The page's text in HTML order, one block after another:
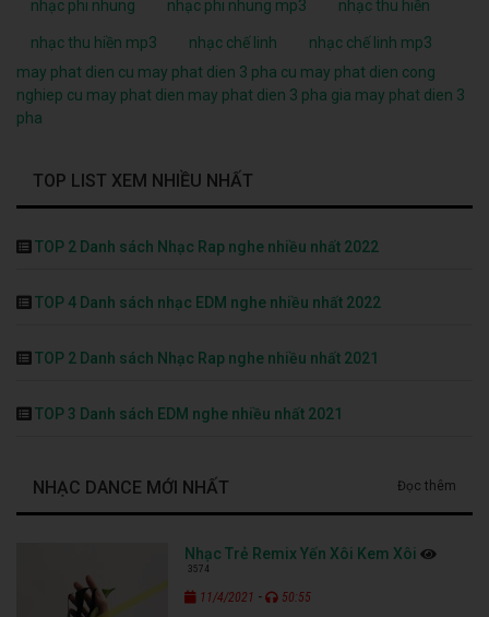
nhạc phi nhung nhạc phi nhung mp3 nhạc thu hiền
nhạc thu hiền mp3 nhạc chế linh
nhạc chế linh mp3
may phat dien cu may phat dien 3 pha cu may phat dien cong
nghiep cu may phat dien may phat dien 3 pha gia may phat dien 3
pha
TOP LIST XEM NHIỀU NHẤT
TOP 2 Danh sách Nhạc Rap nghe nhiều nhất 2022
TOP 4 Danh sách nhạc EDM nghe nhiều nhất 2022
TOP 2 Danh sách Nhạc Rap nghe nhiều nhất 2021
TOP 3 Danh sách EDM nghe nhiều nhất 2021
NHẠC DANCE MỚI NHẤT Đọc thêm
Nhạc Trẻ Remix Yến Xôi Kem Xôi
3574
11/4/2021 - 50:55